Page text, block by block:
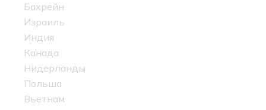
Бахрейн
Израиль
Индия
Канада
Нидерланды
Польша
Вьетнам